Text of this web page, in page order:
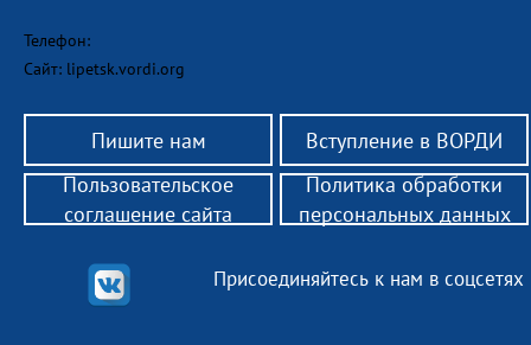
Телефон:
Сайт: lipetsk.vordi.org
Пишите нам Вступление в ВОРДИ
Присоединяйтесь к нам в соцсетях
Пользовательское
соглашение сайта
Политика обработки
персональных данных